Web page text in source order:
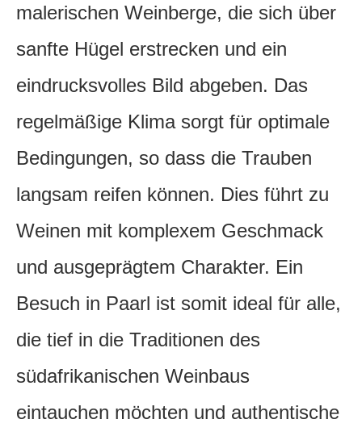
malerischen Weinberge, die sich über
sanfte Hügel erstrecken und ein
eindrucksvolles Bild abgeben. Das
regelmäßige Klima sorgt für optimale
Bedingungen, so dass die Trauben
langsam reifen können. Dies führt zu
Weinen mit komplexem Geschmack
und ausgeprägtem Charakter. Ein
Besuch in Paarl ist somit ideal für alle,
die tief in die Traditionen des
südafrikanischen Weinbaus
eintauchen möchten und authentische